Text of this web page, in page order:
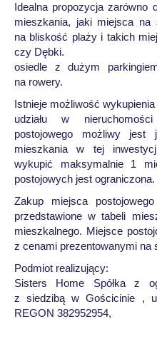
Idealna propozycja zarówno
mieszkania, jaki miejsca na
na bliskość plaży i takich
czy Dębki.
osiedle z dużym
na rowery.
Istnieje możliwość
udziału w
postojowego możliwy jest
mieszkania w tej
wykupić maksymalnie 1
postojowych jest ograniczona.
Zakup miejsca
przedstawione w tabeli
mieszkalnego. Miejsce
z cenami prezentowanymi na
Podmiot realizujący:
Sisters Home Spółka z
z siedzibą w Gościcinie ,
REGON 382952954,